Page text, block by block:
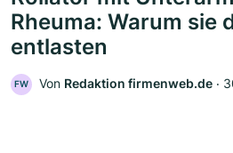
Rheuma: Warum sie
entlasten
FW Von Redaktion firmenweb.de ‧